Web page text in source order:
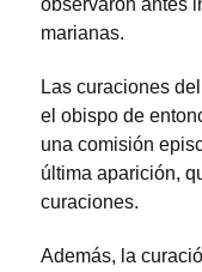
observaron antes
marianas.
Las curaciones
el obispo de
una comisión
última aparición,
curaciones.
Además, la